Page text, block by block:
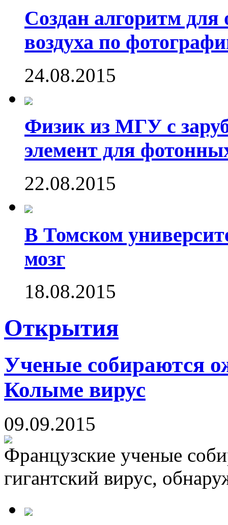
Создан алгоритм для
воздуха по
24.08.2015
Физик из МГУ с
элемент для
22.08.2015
В Томском
мозг
18.08.2015
Открытия
Ученые собираются
Колыме вирус
09.09.2015
Французские ученые
гигантский вирус,